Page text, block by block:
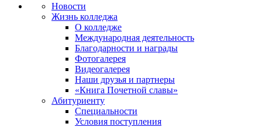
Новости
Жизнь колледжа
О колледже
Международная деятельность
Благодарности и награды
Фотогалерея
Видеогалерея
Наши друзья и партнеры
«Книга Почетной славы»
Абитуриенту
Специальности
Условия поступления